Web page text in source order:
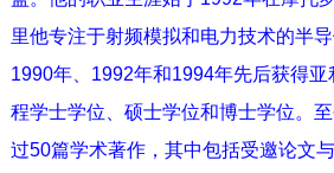
里他专注于射频模拟和电力技术的半
1990年、1992年和1994年先后获得
程学士学位、硕士学位和博士学位。
过50篇学术著作，其中包括受邀论文